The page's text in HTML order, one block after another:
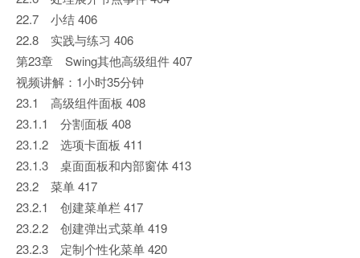
22.7 小结 406
22.8 实践与练习 406
第23章 Swing其他高级组件 407
视频讲解：1小时35分钟
23.1 高级组件面板 408
23.1.1 分割面板 408
23.1.2 选项卡面板 411
23.1.3 桌面面板和内部窗体 413
23.2 菜单 417
23.2.1 创建菜单栏 417
23.2.2 创建弹出式菜单 419
23.2.3 定制个性化菜单 420